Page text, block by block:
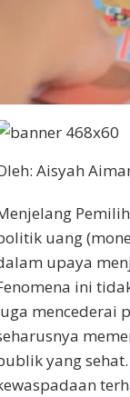
Aisyah
uang
upaya
ini
mencederai
yang